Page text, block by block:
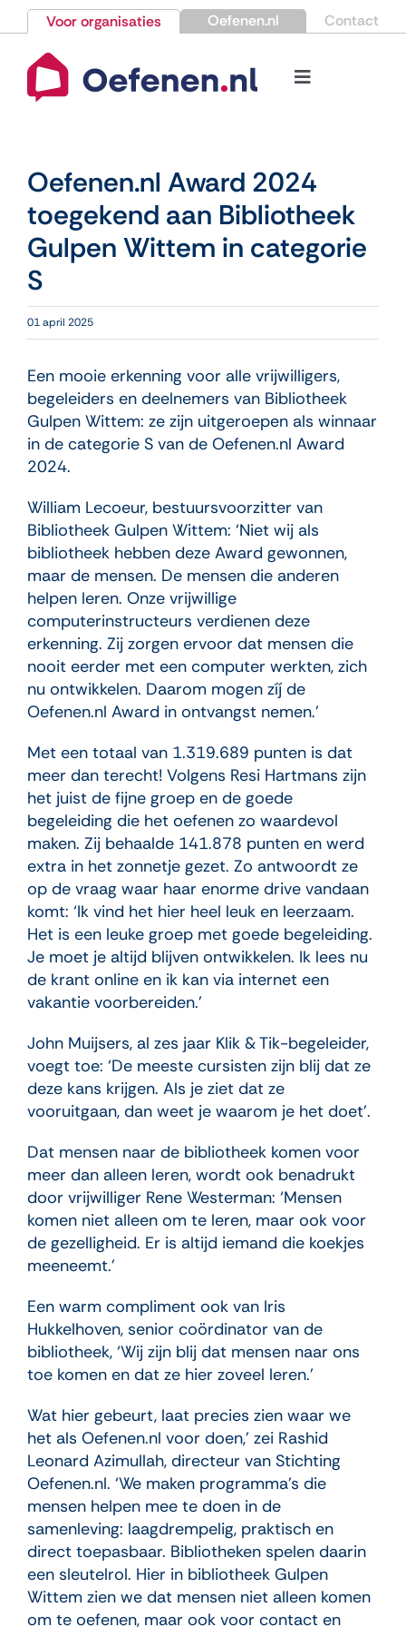
naar
inhoud
Voor organisaties Oefenen.nl Contact
Toggle
Nieuws
Kennisbank
Over Oefenen.nl
Contact
Oefenen.nl Award 2024
toegekend aan Bibliotheek
Gulpen Wittem in categorie
S
01 april 2025
Een mooie erkenning voor alle vrijwilligers,
begeleiders en deelnemers van Bibliotheek
Gulpen Wittem: ze zijn uitgeroepen als winnaar
in de categorie S van de Oefenen.nl Award
2024.
William Lecoeur, bestuursvoorzitter van
Bibliotheek Gulpen Wittem: ‘Niet wij als
bibliotheek hebben deze Award gewonnen,
maar de mensen. De mensen die anderen
helpen leren. Onze vrijwillige
computerinstructeurs verdienen deze
erkenning. Zij zorgen ervoor dat mensen die
nooit eerder met een computer werkten, zich
nu ontwikkelen. Daarom mogen zíj de
Oefenen.nl Award in ontvangst nemen.’
Met een totaal van 1.319.689 punten is dat
meer dan terecht! Volgens Resi Hartmans zijn
het juist de fijne groep en de goede
begeleiding die het oefenen zo waardevol
maken. Zij behaalde 141.878 punten en werd
extra in het zonnetje gezet. Zo antwoordt ze
op de vraag waar haar enorme drive vandaan
komt: ‘Ik vind het hier heel leuk en leerzaam.
Het is een leuke groep met goede begeleiding.
Je moet je altijd blijven ontwikkelen. Ik lees nu
de krant online en ik kan via internet een
vakantie voorbereiden.’
John Muijsers, al zes jaar Klik & Tik-begeleider,
voegt toe: ‘De meeste cursisten zijn blij dat ze
deze kans krijgen. Als je ziet dat ze
vooruitgaan, dan weet je waarom je het doet’.
Dat mensen naar de bibliotheek komen voor
meer dan alleen leren, wordt ook benadrukt
door vrijwilliger Rene Westerman: ‘Mensen
komen niet alleen om te leren, maar ook voor
de gezelligheid. Er is altijd iemand die koekjes
meeneemt.’
Een warm compliment ook van Iris
Hukkelhoven, senior coördinator van de
bibliotheek, ‘Wij zijn blij dat mensen naar ons
toe komen en dat ze hier zoveel leren.’
Wat hier gebeurt, laat precies zien waar we
het als Oefenen.nl voor doen,’ zei Rashid
Leonard Azimullah, directeur van Stichting
Oefenen.nl. ‘We maken programma’s die
mensen helpen mee te doen in de
samenleving: laagdrempelig, praktisch en
direct toepasbaar. Bibliotheken spelen daarin
een sleutelrol. Hier in bibliotheek Gulpen
Wittem zien we dat mensen niet alleen komen
om te oefenen, maar ook voor contact en